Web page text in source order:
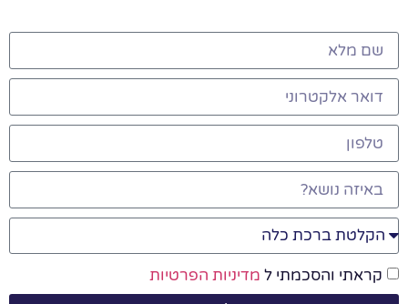
קראתי והסכמתי ל מדיניות הפרטיות